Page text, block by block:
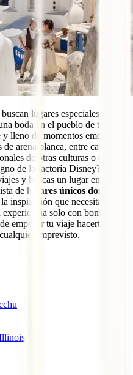
lugares especiales para
boda en el pueblo de toda la
lleno de momentos emotivos
arena blanca, entre castillos,
de otras culturas o como si
de la factoría Disney? ¡Es
y buscas un lugar en el que
de lugares únicos donde
inspiración que necesitas.
solo con bonitos
empezar tu viaje hacerte un
imprevisto.